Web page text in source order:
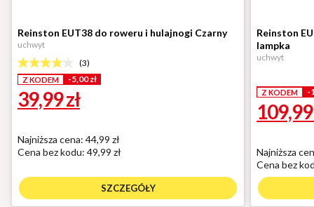
Reinston EUT38 do roweru i hulajnogi Czarny
uchwyt
(3)
Z KODEM -5,00 zł
39,99zł
Najniższa cena: 44,99 zł
Cena bez kodu: 49,99 zł
SZCZEGÓŁY
Reinston
lampka
uchwyt
Z KODEM -
Najniższa
Cena bez